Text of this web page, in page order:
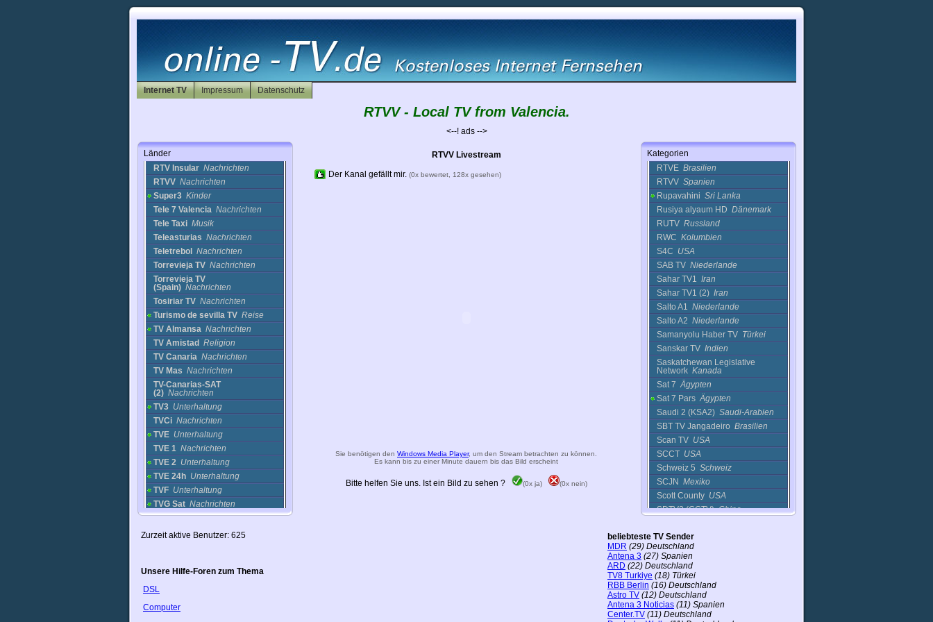
Internet TV Impressum Datenschutz
RTVV - Local TV from Valencia.
<--! ads -->
Länder
Nachrichten
Info Canal TV
Nachrichten
Intereconomia Business
Localia TV Musik
M95 Nachrichten
Onda Cadiz Nachrichten
Onda Jerez
RTV Insular Nachrichten
RTVV Nachrichten
Super3 Kinder
Tele 7 Valencia Nachrichten
Tele Taxi Musik
Teleasturias Nachrichten
Teletrebol
Nachrichten
Torrevieja TV Nachrichten
Torrevieja TV
(Spain) Nachrichten
Tosiriar TV Nachrichten
Turismo de sevilla TV Reise
TV Almansa Nachrichten
TV Amistad Religion
TV Canaria Nachrichten
TV Mas Nachrichten
TV-Canarias-SAT
(2) Nachrichten
TV3 Unterhaltung
TVCi Nachrichten
TVE Unterhaltung
TVE 1 Nachrichten
TVE 2 Unterhaltung
TVE 24h Unterhaltung
TVF Unterhaltung
TVG Sat Nachrichten
TVVI Nachrichten
UPV TV Nachrichten
VEO TV Nachrichten
VTV
Sri Lanka
RTVV Livestream
Der Kanal gefällt mir. (0x bewertet, 128x gesehen)
Sie benötigen den Windows Media Player, um den Stream betrachten zu können.
Es kann bis zu einer Minute dauern bis das Bild erscheint
Bitte helfen Sie uns. Ist ein Bild zu sehen ? (0x ja) (0x nein)
Kategorien
RTV OostNiederlande
RTV-SLO
RTVE Brasilien
RTVV Spanien
Rupavahini Sri Lanka
Rusiya alyaum HD Dänemark
RUTV Russland
RWC Kolumbien
S4C USA
SAB TV Niederlande
Sahar TV1 Iran
Sahar TV1 (2) Iran
Salto A1 Niederlande
Salto A2 Niederlande
Samanyolu Haber TV Türkei
Sanskar TV Indien
Saskatchewan Legislative
Network Kanada
Sat 7Ägypten
Sat 7 ParsÄgypten
Saudi 2 (KSA2) Saudi-Arabien
SBT TV Jangadeiro Brasilien
Scan TV USA
SCCT USA
Schweiz 5 Schweiz
SCJN Mexiko
Scott County USA
SDTV3 (GGTV)China
SeebitTV
SenadoChile
Senado Argentino
SenatoItalien
Ser TV Canal 11
Ses TVTürkei
Zurzeit aktive Benutzer: 625
Unsere Hilfe-Foren zum Thema
DSL
Computer
beliebteste TV Sender
MDR (29) Deutschland
Antena 3 (27) Spanien
ARD (22) Deutschland
TV8 Turkiye (18) Türkei
RBB Berlin (16) Deutschland
Astro TV (12) Deutschland
Antena 3 Noticias (11) Spanien
Center.TV (11) Deutschland